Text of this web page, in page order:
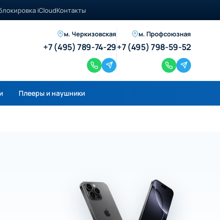
iCloudКонтакты
м. Черкизовская
+7 (495) 789-74-29
м. Профсоюзная
+7 (495) 798-59-52
Плееры и наушники